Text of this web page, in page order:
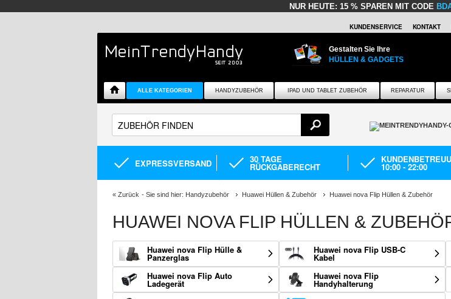
NUR HEUTE: 15 % SPAREN MIT CODE
KUNDENSERVICE KONTAKT
Gestalten Sie Ihre
HÜLLEN & GADGETS
ALLE KATEGORIEN HANDYZUBEHÖR IPAD UND TABLET ZUBEHÖR REPARATUR
EXPRESSVERSAND 30 TAGE
RÜCKGABERECHT 10:00 - 22:00
« Zurück - Sie sind hier: Handyzubehör Huawei Hüllen & Zubehör Huawei nova Flip Hüllen & Zubehör
HUAWEI NOVA FLIP HÜLLEN &
Huawei nova Flip Hülle &
Panzerglas
Huawei nova Flip USB-C
Kabel
Huawei nova Flip Auto
Ladegerät
Huawei nova Flip
Handyhalterung